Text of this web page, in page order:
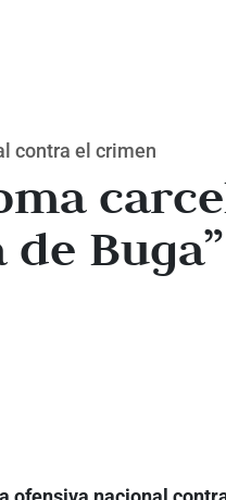
contra el crimen
Buga”